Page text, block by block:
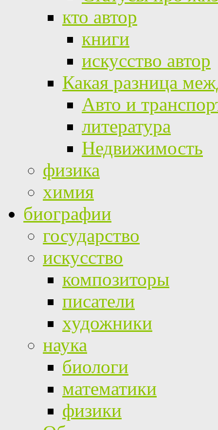
кто автор
книги
искусство автор
Какая разница
Авто и
литература
Недвижимость
физика
химия
биографии
государство
искусство
композиторы
писатели
художники
наука
биологи
математики
физики